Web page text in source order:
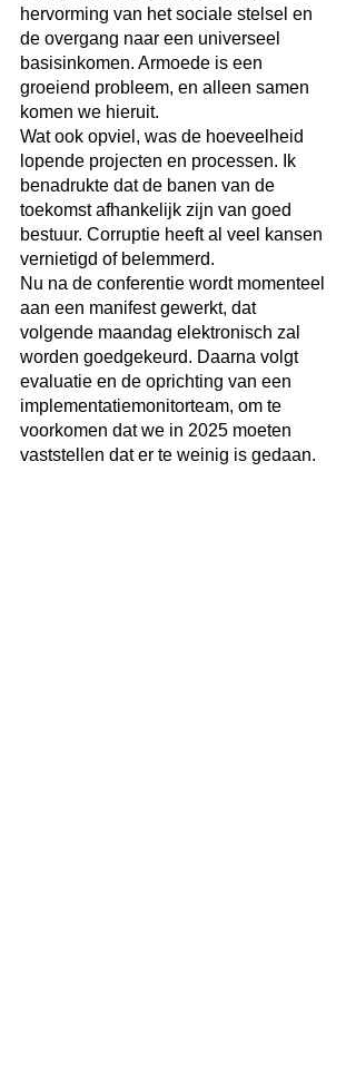
hervorming van het sociale stelsel en
de overgang naar een universeel
basisinkomen. Armoede is een
groeiend probleem, en alleen samen
komen we hieruit.
Wat ook opviel, was de hoeveelheid
lopende projecten en processen. Ik
benadrukte dat de banen van de
toekomst afhankelijk zijn van goed
bestuur. Corruptie heeft al veel kansen
vernietigd of belemmerd.
Nu na de conferentie wordt momenteel
aan een manifest gewerkt, dat
volgende maandag elektronisch zal
worden goedgekeurd. Daarna volgt
evaluatie en de oprichting van een
implementatiemonitorteam, om te
voorkomen dat we in 2025 moeten
vaststellen dat er te weinig is gedaan.